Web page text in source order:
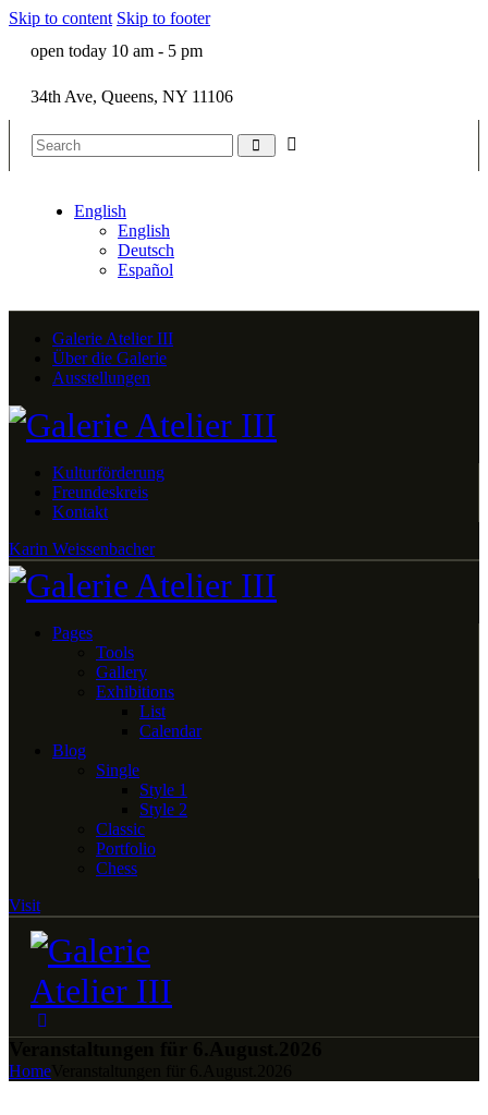
Skip to content Skip to footer
open today 10 am - 5 pm
34th Ave, Queens, NY 11106
English
English
Deutsch
Español
Galerie Atelier III
Über die Galerie
Ausstellungen
Kulturförderung
Freundeskreis
Kontakt
Karin Weissenbacher
Pages
Tools
Gallery
Exhibitions
List
Calendar
Blog
Single
Style 1
Style 2
Classic
Portfolio
Chess
Visit
Home